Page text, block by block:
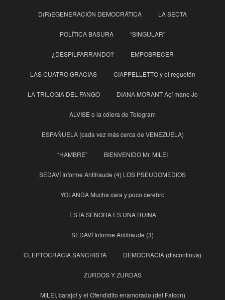
D(R)EGENERACIÓN DEMOCRÁTICA LA SECTA
POLÍTICA BASURA “SINGULAR”
¿DESPILFARRANDO? EMPOBRECER
LAS CUATRO GRACIAS CIAPPELLETTO y el reguetón
LA TRILOGIA DEL FANGO DIANA MORANT Açí mane Jo
ALVISE o la cólera de Telegram
ESPAÑUELA (cada vez más cerca de VENEZUELA)
“HAMBRE” BIENVENIDO Mr. MILEI
SEDAVÍ Informe Antifraude (4) LOS PSEUDOMEDIOS
YOLANDA Mucha cara y poco cerebro
ESTA SEÑORA ES UNA RUINA
SEDAVÍ Informe Antifraude (3)
CLEPTOCRACIA SANCHISTA DEMOCRACIA (discontinua)
ZURDOS Y ZURDAS
MILEI,!carajo! y el Ofendidito enamorado (del Falcon)